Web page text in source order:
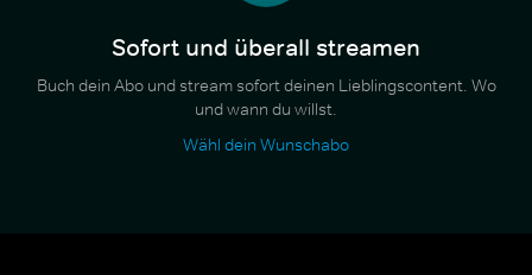
Sofort und überall streamen
Buch dein Abo und stream sofort deinen Lieblingscontent. Wo
und wann du willst.
Wähl dein Wunschabo